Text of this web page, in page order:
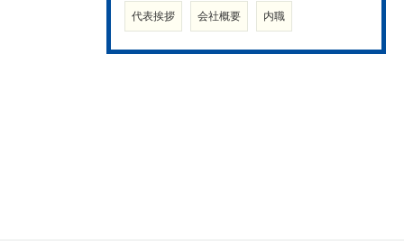
代表挨拶 会社概要 内職